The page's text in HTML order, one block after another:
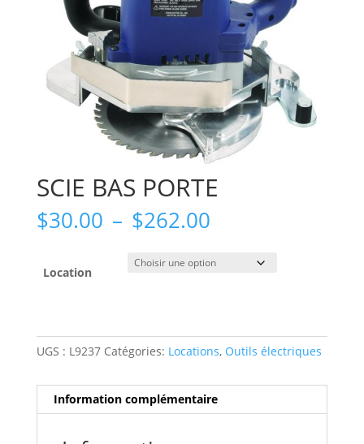
SCIE BAS PORTE
$30.00 – $262.00Plage
prix :
$30.00
Location
UGS : L9237 Catégories: Locations, Outils électriques
Information complémentaire